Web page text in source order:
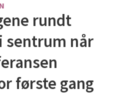
rundt
sentrum når
første gang